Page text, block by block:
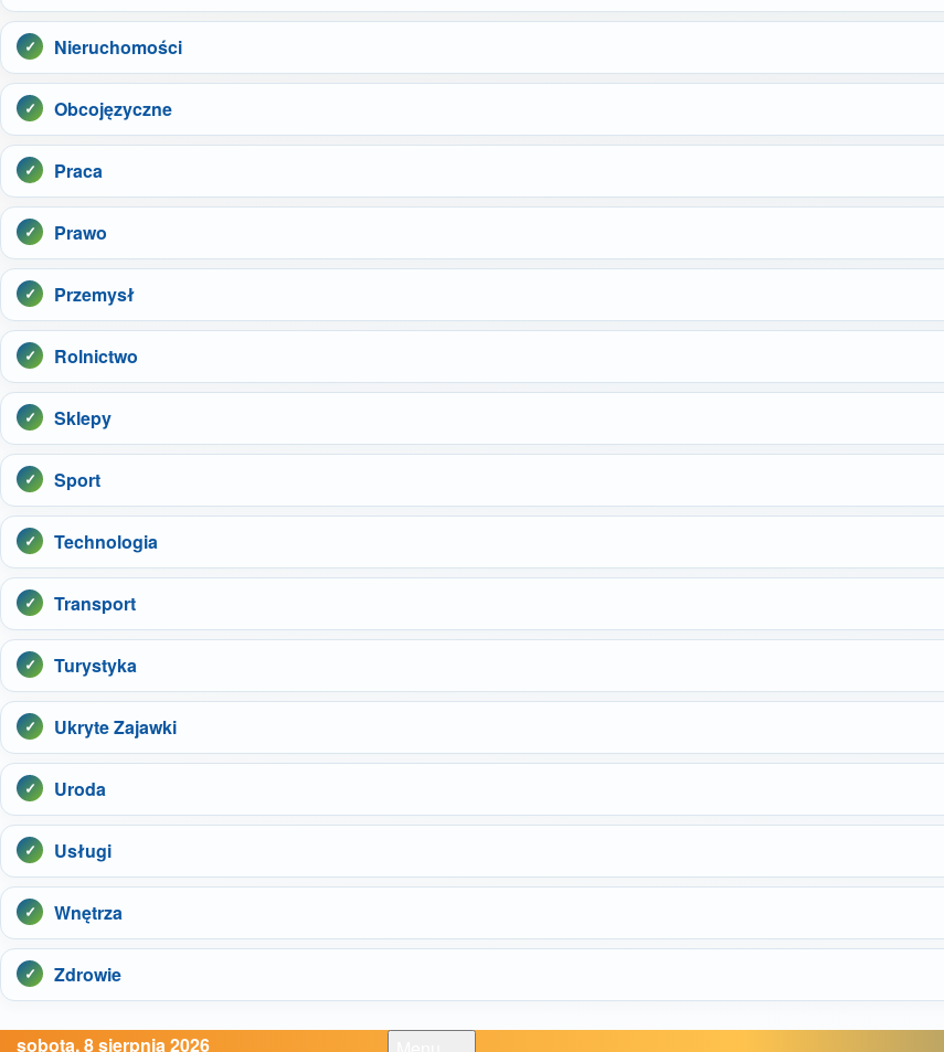
Nieruchomości
Obcojęzyczne
Praca
Prawo
Przemysł
Rolnictwo
Sklepy
Sport
Technologia
Transport
Turystyka
Ukryte Zajawki
Uroda
Usługi
Wnętrza
Zdrowie
sobota, 8 sierpnia 2026